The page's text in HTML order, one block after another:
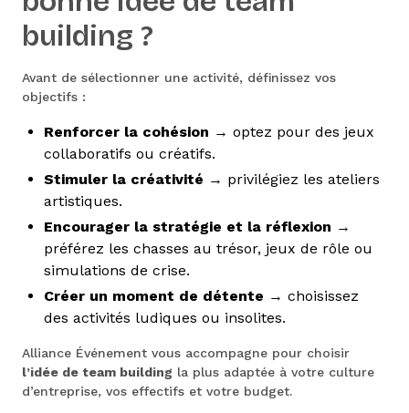
building ?
Avant de sélectionner une activité, définissez vos
objectifs :
Renforcer la cohésion → optez pour des jeux
collaboratifs ou créatifs.
Stimuler la créativité → privilégiez les ateliers
artistiques.
Encourager la stratégie et la réflexion →
préférez les chasses au trésor, jeux de rôle ou
simulations de crise.
Créer un moment de détente → choisissez
des activités ludiques ou insolites.
Alliance Événement vous accompagne pour choisir
l’idée de team building la plus adaptée à votre culture
d’entreprise, vos effectifs et votre budget.